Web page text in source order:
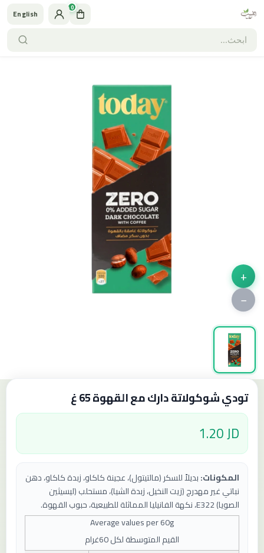
0
English
+
−
تودي شوكولاتة دارك مع القهوة 65 غ
1.20 JD
المكونات:بديلاً للسكر (مالتيتول)، عجينة كاكاو، زبدة كاكاو، دهن
نباتي غير مهدرج (زيت النخيل، زبدة الشيا)، مستحلب (ليسيثين
الصويا) E322، نكهة الفانيليا المماثلة للطبيعية، حبوب القهوة.
Average values ​​per60g
القيم المتوسطة لكل 60غرام